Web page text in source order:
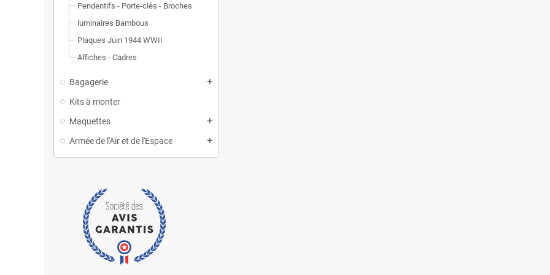
Pendentifs - Porte-clés - Broches
luminaires Bambous
Plaques Juin 1944 WWII
Affiches - Cadres
Bagagerie
Kits à monter
Maquettes
Armée de l'Air et de l'Espace